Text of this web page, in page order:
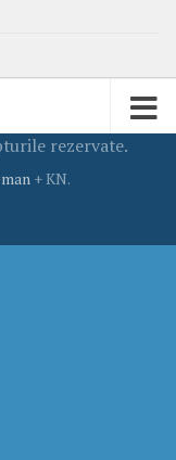
rezervate.
+ KN.